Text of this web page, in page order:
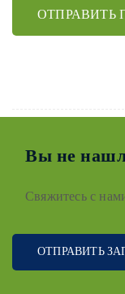
ОТПРАВИТЬ
Вы не
Свяжитесь с
ОТПРАВИТЬ